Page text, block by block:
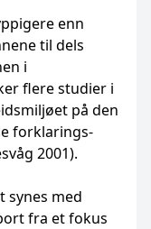
enn
til dels
i
flere studier i
på den
forklarings­
2001).
synes med
fra et fokus